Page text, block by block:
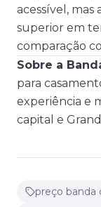
acessível,
superior em
comparação
Sobre a
para
experiência e
capital e
preço banda